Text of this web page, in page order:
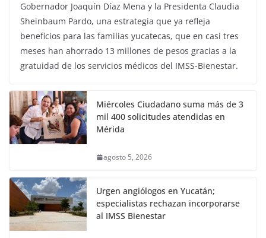
Gobernador Joaquín Díaz Mena y la Presidenta Claudia
Sheinbaum Pardo, una estrategia que ya refleja
beneficios para las familias yucatecas, que en casi tres
meses han ahorrado 13 millones de pesos gracias a la
gratuidad de los servicios médicos del IMSS-Bienestar.
Miércoles Ciudadano suma más de 3
mil 400 solicitudes atendidas en
Mérida
agosto 5, 2026
Urgen angiólogos en Yucatán;
especialistas rechazan incorporarse
al IMSS Bienestar